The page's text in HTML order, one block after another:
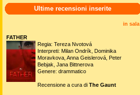
Ultime recensioni inserite
in sala
FATHER
Regia: Tereza Nvotová
Interpreti: Milan Ondrík, Dominika
Moravkova, Anna Geislerová, Peter
Bebjak, Jana Bittnerova
Genere: drammatico
Recensione a cura di The Gaunt